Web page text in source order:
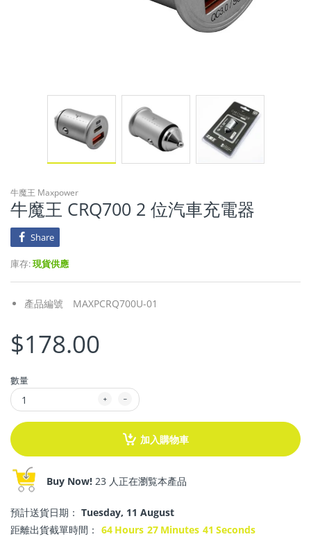
牛魔王 Maxpower
牛魔王 CRQ700 2 位汽車充電器
Share
庫存:現貨供應
產品編號 MAXPCRQ700U-01
$178.00
數量
加入購物車
Buy Now! 23 人正在瀏覧本產品
預計送貨日期： Tuesday, 11 August
距離出貨截單時間： 64 Hours 27 Minutes 40 Seconds